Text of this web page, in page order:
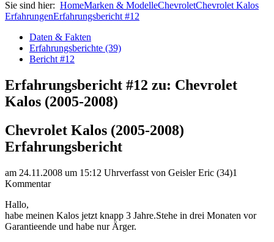
Sie sind hier: HomeMarken & ModelleChevroletChevrolet Kalos
ErfahrungenErfahrungsbericht #12
Daten & Fakten
Erfahrungsberichte (39)
Bericht #12
Erfahrungsbericht #12 zu: Chevrolet
Kalos (2005-2008)
Chevrolet Kalos (2005-2008)
Erfahrungsbericht
am 24.11.2008 um 15:12 Uhrverfasst von Geisler Eric (34)1
Kommentar
Hallo,
habe meinen Kalos jetzt knapp 3 Jahre.Stehe in drei Monaten vor
Garantieende und habe nur Ärger.